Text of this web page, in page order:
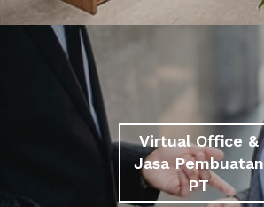
Virtual Office &
Jasa Pembuatan
PT